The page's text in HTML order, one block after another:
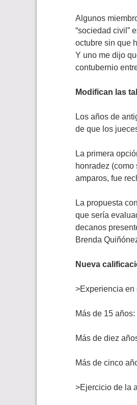
Algunos
“sociedad civil”
octubre sin que
Y uno me dijo
contubernio
Modifican las
Los años de
de que los
La primera
honradez
amparos, fue
La propuesta
que sería
decanos
Brenda
Nueva
>Experiencia en
Más de 15
Más de diez
Más de cinco
>Ejercicio de la